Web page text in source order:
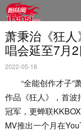
萧秉治《狂人
唱会延至7月2
2022-05-18
“全能创作才子”
作品《狂人》，首
冠军，更蝉联
MV推出一个月在